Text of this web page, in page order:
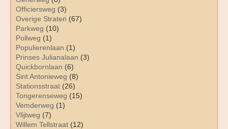
Officiersweg (3)
Overige Straten (67)
Parkweg (10)
Pollweg (1)
Populierenlaan (1)
Prinses Julianalaan (3)
Quickbornlaan (6)
Sint Antonieweg (8)
Stationsstraat (26)
Tongerenseweg (15)
Vemderweg (1)
Vlijtweg (7)
Willem Tellstraat (12)